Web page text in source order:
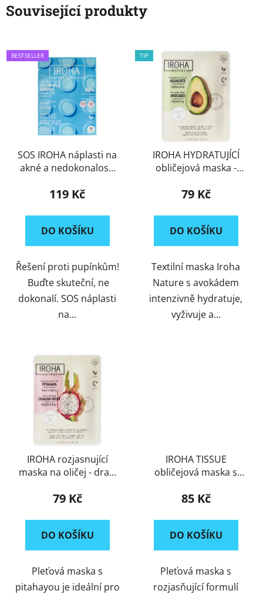
Související produkty
BESTSELLER
SOS IROHA náplasti na
akné a nedokonalosti
119 Kč
DO KOŠÍKU
Řešení proti pupínkům!
Buďte skuteční, ne
dokonalí. SOS náplasti
na...
TIP
IROHA HYDRATUJÍCÍ
obličejová maska -
79 Kč
DO KOŠÍKU
Textilní maska Iroha
Nature s avokádem
intenzivně hydratuje,
vyživuje a...
IROHA rozjasnující
maska na oličej - dračí
79 Kč
DO KOŠÍKU
Pleťová maska s
pitahayou je ideální pro
IROHA TISSUE
obličejová maska s
BIODEGRADABLE
85 Kč
DO KOŠÍKU
Pleťová maska s
rozjasňující formulí